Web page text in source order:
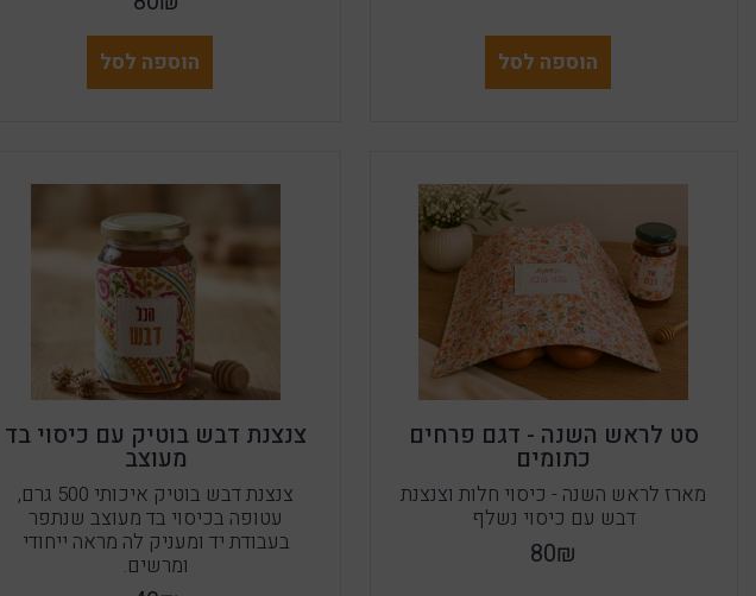
הוספה לסל הוספה לסל
סט לראש השנה - דגם פרחים
כתומים
מארז לראש השנה - כיסוי חלות וצנצנת
דבש עם כיסוי נשלף
80₪
צנצנת דבש בוטיק עם כיסוי בד
מעוצב
צנצנת דבש בוטיק איכותי 500 גרם,
עטופה בכיסוי בד מעוצב שנתפר
בעבודת יד ומעניק לה מראה ייחודי
ומרשים.